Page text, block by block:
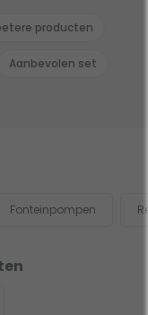
producten
Aanbevolen set
Fonteinpompen